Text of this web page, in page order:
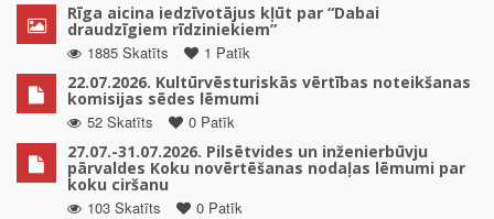
Rīga aicina iedzīvotājus kļūt par “Dabai
draudzīgiem rīdziniekiem”
1885 Skatīts
1 Patīk
22.07.2026. Kultūrvēsturiskās vērtības noteikšanas
komisijas sēdes lēmumi
52 Skatīts
0 Patīk
27.07.-31.07.2026. Pilsētvides un inženierbūvju
pārvaldes Koku novērtēšanas nodaļas lēmumi par
koku ciršanu
103 Skatīts
0 Patīk